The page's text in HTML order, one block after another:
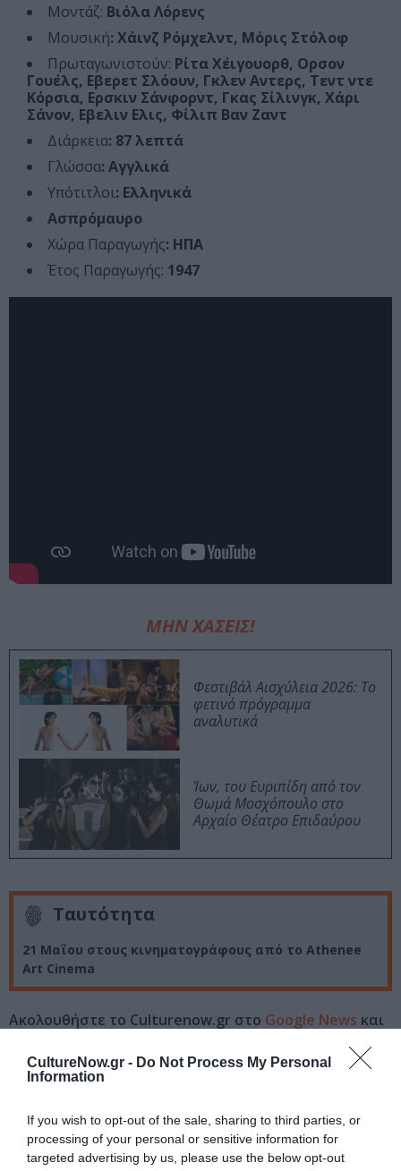
CultureNow.gr - Do Not Process My Personal
Information
If you wish to opt-out of the sale, sharing to third parties, or
processing of your personal or sensitive information for
targeted advertising by us, please use the below opt-out
Μοντάζ: Βιόλα Λόρενς
Μουσική: Χάινζ Ρόμχελντ, Μόρις Στόλοφ
Πρωταγωνιστούν: Ρίτα Χέιγουορθ, Ορσον
Γουέλς, Εβερετ Σλόουν, Γκλεν Αντερς, Τεντ ντε
Κόρσια, Ερσκιν Σάνφορντ, Γκας Σίλινγκ, Χάρι
Σάνον, Εβελιν Ελις, Φίλιπ Βαν Ζαντ
Διάρκεια: 87 λεπτά
Γλώσσα: Αγγλικά
Υπότιτλοι: Ελληνικά
Ασπρόμαυρο
Χώρα Παραγωγής: ΗΠΑ
Έτος Παραγωγής: 1947
ΜΗΝ ΧΑΣΕΙΣ!
Φεστιβάλ Αισχύλεια 2026: Το
φετινό πρόγραμμα
αναλυτικά
Ίων, του Ευριπίδη από τον
Θωμά Μοσχόπουλο στο
Αρχαίο Θέατρο Επιδαύρου
Ταυτότητα
21 Μαΐου στους κινηματογράφους από το Athenee
Art Cinema
Ακολουθήστε το Culturenow.gr στο Google News και
Δείτε όλα τα
Νέοι Διαγωνισμοί❯